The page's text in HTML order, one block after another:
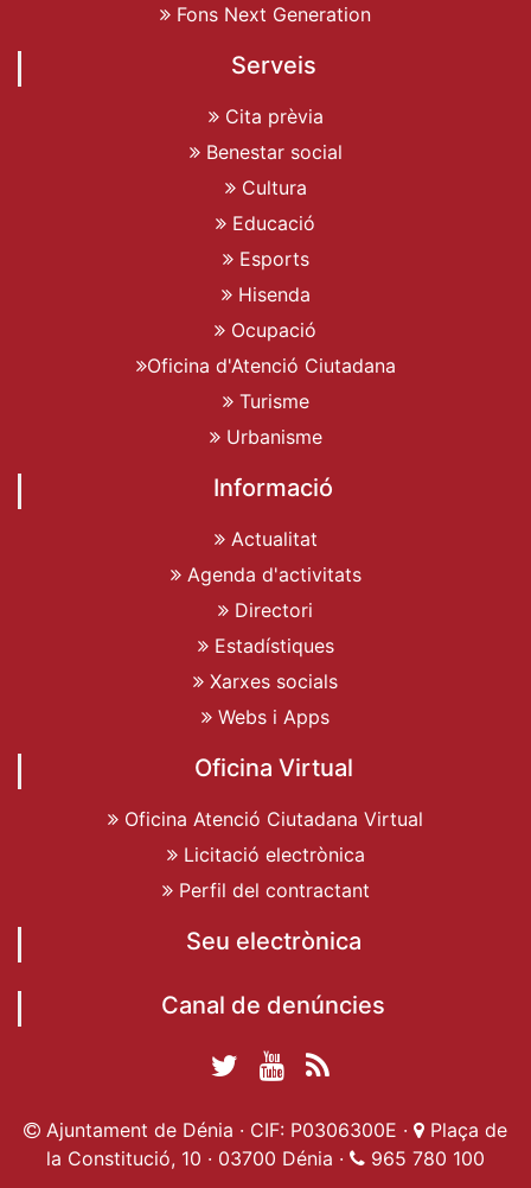
Fons Next Generation
Serveis
Cita prèvia
Benestar social
Cultura
Educació
Esports
Hisenda
Ocupació
Oficina d'Atenció Ciutadana
Turisme
Urbanisme
Informació
Actualitat
Agenda d'activitats
Directori
Estadístiques
Xarxes socials
Webs i Apps
Oficina Virtual
Oficina Atenció Ciutadana Virtual
Licitació electrònica
Perfil del contractant
Seu electrònica
Canal de denúncies
de Dénia
Twitter Ajuntament
de Dénia
Ajuntament de
Dénia
Actualitat
Ajuntament
Ajuntament de Dénia · CIF: P0306300E ·
Plaça de
la Constitució, 10 · 03700 Dénia ·
965 780 100